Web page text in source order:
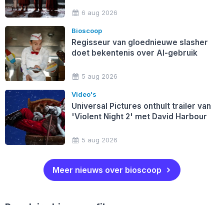
6 aug 2026
Bioscoop
Regisseur van gloednieuwe slasher
doet bekentenis over AI-gebruik
5 aug 2026
Video's
Universal Pictures onthult trailer van
'Violent Night 2' met David Harbour
5 aug 2026
Meer nieuws over bioscoop